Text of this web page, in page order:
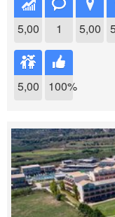
5,00 1 5,00
5,00 100%